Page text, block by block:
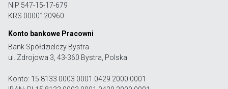
NIP 547-15-17-679
KRS 0000120960
Konto bankowe Pracowni
Bank Spółdzielczy Bystra
ul. Zdrojowa 3, 43-360 Bystra, Polska
Konto: 15 8133 0003 0001 0429 2000 0001